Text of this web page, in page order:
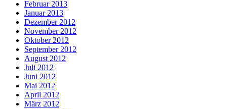
Februar 2013
Januar 2013
Dezember 2012
November 2012
Oktober 2012
September 2012
August 2012
Juli 2012
Juni 2012
Mai 2012
April 2012
März 2012